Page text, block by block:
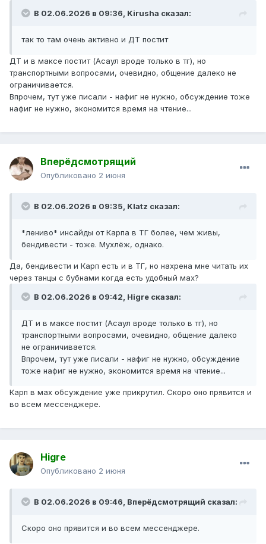
В 02.06.2026 в 09:36, Kirusha сказал:
так то там очень активно и ДТ постит
ДТ и в максе постит (Асаул вроде только в тг), но
транспортными вопросами, очевидно, общение далеко не
ограничивается.
Впрочем, тут уже писали - нафиг не нужно, обсуждение тоже
нафиг не нужно, экономится время на чтение...
Вперёдсмотрящий
Опубликовано 2 июня
В 02.06.2026 в 09:35, Klatz сказал:
*лениво* инсайды от Карпа в ТГ более, чем живы,
бендивести - тоже. Мухлёж, однако.
Да, бендивести и Карп есть и в ТГ, но нахрена мне читать их
через танцы с бубнами когда есть удобный мах?
В 02.06.2026 в 09:42, Higre сказал:
ДТ и в максе постит (Асаул вроде только в тг), но
транспортными вопросами, очевидно, общение далеко
не ограничивается.
Впрочем, тут уже писали - нафиг не нужно, обсуждение
тоже нафиг не нужно, экономится время на чтение...
Карп в мах обсуждение уже прикрутил. Скоро оно прявится и
во всем мессенджере.
Higre
Опубликовано 2 июня
В 02.06.2026 в 09:46, Вперёдсмотрящий сказал:
Скоро оно прявится и во всем мессенджере.